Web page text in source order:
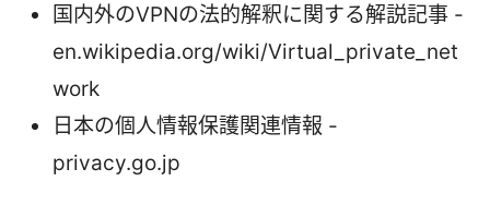
国内外のVPNの法的解釈に関する解説記事 -
en.wikipedia.org/wiki/Virtual_private_net
work
日本の個人情報保護関連情報 -
privacy.go.jp